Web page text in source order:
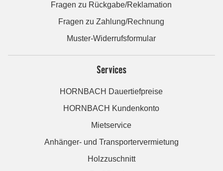
Fragen zu Rückgabe/Reklamation
Fragen zu Zahlung/Rechnung
Muster-Widerrufsformular
Services
HORNBACH Dauertiefpreise
HORNBACH Kundenkonto
Mietservice
Anhänger- und Transportervermietung
Holzzuschnitt